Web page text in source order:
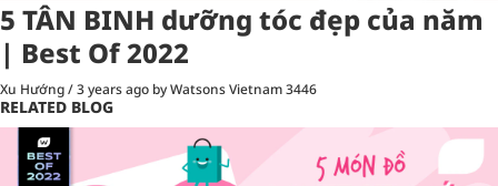
5 TÂN BINH dưỡng tóc đẹp của năm
| Best Of 2022
Xu Hướng/3 years ago by Watsons Vietnam3446
RELATED BLOG